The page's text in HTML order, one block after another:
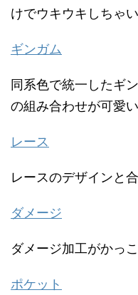
けでウキウキしちゃ
ギンガム
同系色で統一したギ
の組み合わせが可愛い
レース
レースのデザインと
ダメージ
ダメージ加工がかっ
ポケット